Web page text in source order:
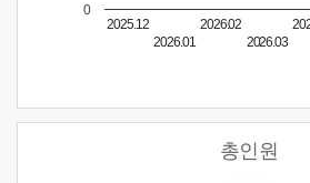
2025.12
2026.01
2026.02
2026.03
0
총인원